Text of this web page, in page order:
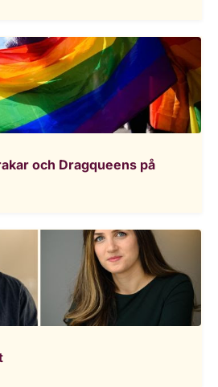
och Dragqueens på